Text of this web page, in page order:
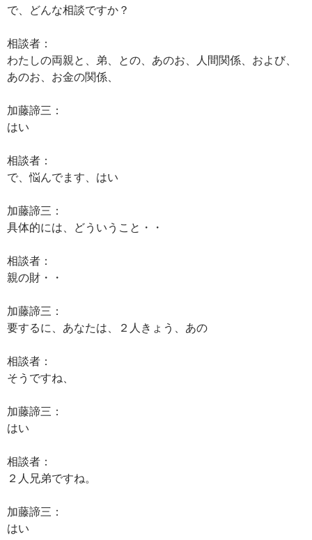
で、どんな相談ですか？
相談者：
わたしの両親と、弟、との、あのお、人間関係、および、
あのお、お金の関係、
加藤諦三：
はい
相談者：
で、悩んでます、はい
加藤諦三：
具体的には、どういうこと・・
相談者：
親の財・・
加藤諦三：
要するに、あなたは、２人きょう、あの
相談者：
そうですね、
加藤諦三：
はい
相談者：
２人兄弟ですね。
加藤諦三：
はい